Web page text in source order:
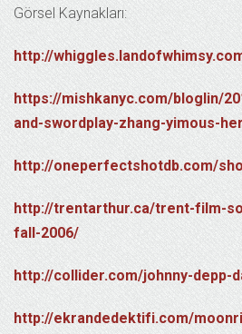
Görsel Kaynakları:
http://
https://mishkanyc.com/bloglin/
and-swordplay-zhang-yimous-
http://oneperfectshotdb.com/
http://trentarthur.ca/trent-film-
fall-2006/
http://collider.com/johnny-depp-
http://ekrandedektifi.com/